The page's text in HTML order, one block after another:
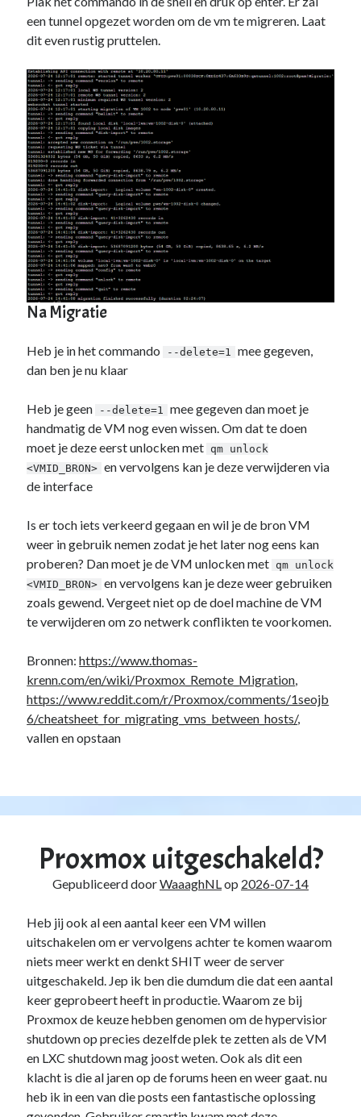
een tunnel opgezet worden om de vm te migreren. Laat
dit even rustig pruttelen.
Na Migratie
Heb je in het commando --delete=1
mee gegeven,
dan ben je nu klaar
Heb je geen --delete=1
mee gegeven dan moet je
handmatig de VM nog even wissen. Om dat te doen
moet je deze eerst unlocken met qm unlock
<VMID_BRON> en vervolgens kan je deze verwijderen via
de interface
Is er toch iets verkeerd gegaan en wil je de bron VM
weer in gebruik nemen zodat je het later nog eens kan
proberen? Dan moet je de VM unlocken met qm unlock
<VMID_BRON> en vervolgens kan je deze weer gebruiken
zoals gewend. Vergeet niet op de doel machine de VM
te verwijderen om zo netwerk conflikten te voorkomen.
Bronnen:https://www.thomas-
krenn.com/en/wiki/Proxmox_Remote_Migration,
https://www.reddit.com/r/Proxmox/comments/1seojb
6/cheatsheet_for_migrating_vms_between_hosts/,
vallen en opstaan
Proxmox uitgeschakeld?
Gepubliceerd doorWaaaghNLop 2026-07-14
Heb jij ook al een aantal keer een VM willen
uitschakelen om er vervolgens achter te komen waarom
niets meer werkt en denkt SHIT weer de server
uitgeschakeld. Jep ik ben die dumdum die dat een aantal
keer geprobeert heeft in productie. Waarom ze bij
Proxmox de keuze hebben genomen om de hypervisior
shutdown op precies dezelfde plek te zetten als de VM
en LXC shutdown mag joost weten. Ook als dit een
klacht is die al jaren op de forums heen en weer gaat. nu
heb ik in een van die posts een fantastische oplossing